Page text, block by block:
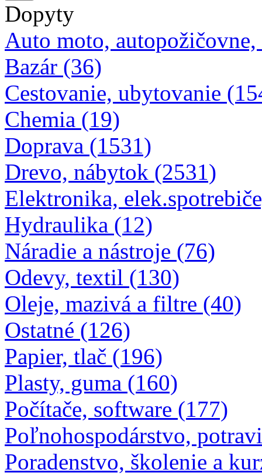
Dopyty
Auto moto,
Bazár (36)
Cestovanie, ubytovanie
Chemia (19)
Doprava (1531)
Drevo, nábytok (2531)
Elektronika,
Hydraulika (12)
Náradie a nástroje (76)
Odevy, textil (130)
Oleje, mazivá a filtre (40)
Ostatné (126)
Papier, tlač (196)
Plasty, guma (160)
Počítače, software (177)
Poľnohospodárstvo,
Poradenstvo, školenie a